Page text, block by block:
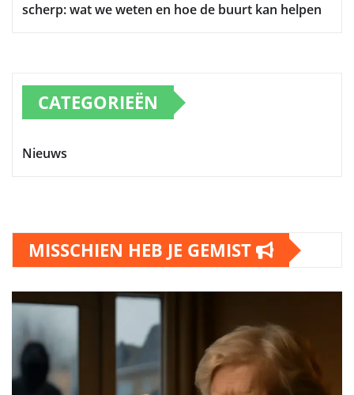
scherp: wat we weten en hoe de buurt kan helpen
CATEGORIEËN
Nieuws
MISSCHIEN HEB JE GEMIST